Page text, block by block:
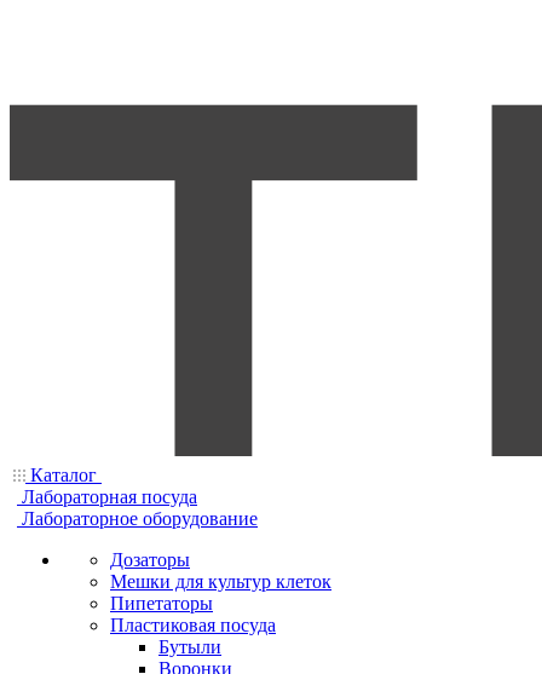
Каталог
Лабораторная посуда
Лабораторное оборудование
Дозаторы
Мешки для культур клеток
Пипетаторы
Пластиковая посуда
Бутыли
Воронки